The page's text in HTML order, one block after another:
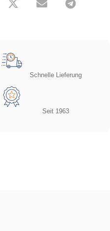
Schnelle Lieferung
Seit 1963